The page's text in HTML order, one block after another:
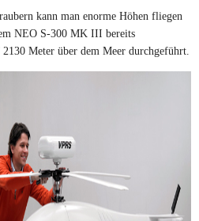
kann man enorme Höhen fliegen
NEO S-300 MK III bereits
2130 Meter über dem Meer durchgeführt.